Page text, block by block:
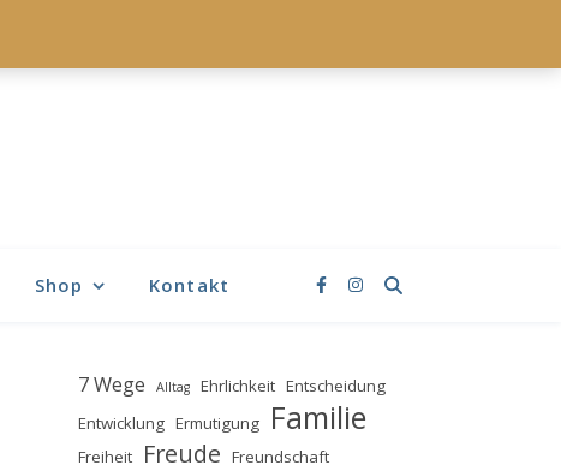
Shop Kontakt
7 Wege Alltag Ehrlichkeit Entscheidung
Entwicklung Ermutigung Familie
Freiheit Freude Freundschaft